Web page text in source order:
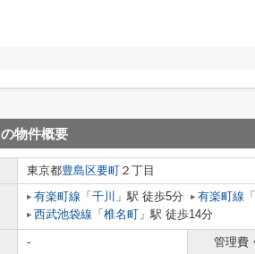
の物件概要
東京都豊島区要町 ２丁目
有楽町線 「 千川 」駅 徒歩5分 有楽町線 「
西武池袋線 「 椎名町 」駅 徒歩14分
- 管理費